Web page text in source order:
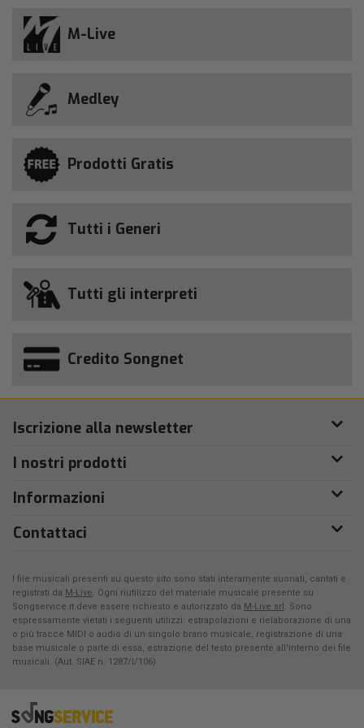
M-Live
Medley
Prodotti Gratis
Tutti i Generi
Tutti gli interpreti
Credito Songnet
Iscrizione alla newsletter
I nostri prodotti
Informazioni
Contattaci
I file musicali presenti su questo sito sono stati interamente suonati, cantati e
registrati da M-Live. Ogni riutilizzo del materiale musicale presente su
Songservice.it deve essere richiesto e autorizzato da M-Live srl. Sono
espressamente vietati i seguenti utilizzi: estrapolazioni e rielaborazione di una
o più tracce MIDI o audio di un singolo brano musicale, registrazione di una
base musicale o parte di essa, estrazione del testo presente all'interno dei file
musicali. (Aut. SIAE n. 1287/I/106)